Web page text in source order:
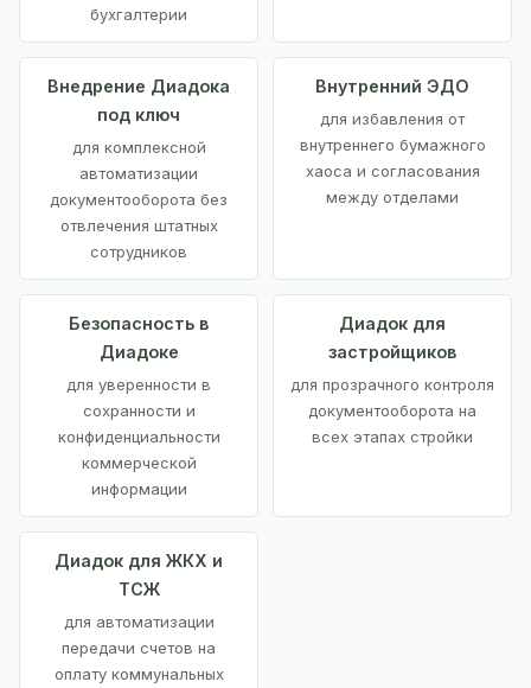
бухгалтерии
Внедрение Диадока
под ключ
для комплексной
автоматизации
документооборота без
отвлечения штатных
сотрудников
Внутренний ЭДО
для избавления от
внутреннего бумажного
хаоса и согласования
между отделами
Безопасность в
Диадоке
для уверенности в
сохранности и
конфиденциальности
коммерческой
информации
Диадок для
застройщиков
для прозрачного контроля
документооборота на
всех этапах стройки
Диадок для ЖКХ и
ТСЖ
для автоматизации
передачи счетов на
оплату коммунальных